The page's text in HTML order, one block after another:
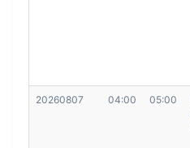
20260807 04:00 05:00